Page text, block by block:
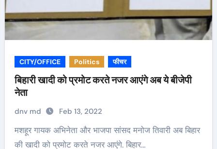
CITY/OFFICE Politics फीचर
बिहारी खादी को प्रमोट करते नजर आएंगे अब ये बीजेपी
नेता
dnv md Feb 13, 2022
मशहूर गायक अभिनेता और भाजपा सांसद मनोज तिवारी अब बिहार
की खादी को प्रमोट करते नजर आएंगे. बिहार…